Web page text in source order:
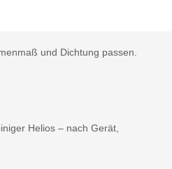
und Dichtung passen.
Helios – nach Gerät,